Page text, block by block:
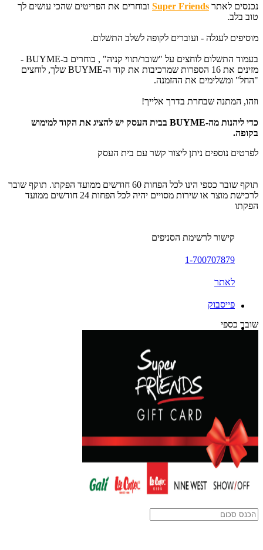
נכנסים לאתר Super Friends ובוחרים את הפריטים שהכי עושים לך
טוב בלב.
מוסיפים לעגלה - ועוברים לקופה לשלב התשלום.
בעמוד התשלום לוחצים על "שובר/תווי קניה" , בוחרים ב-BUYME -
מזינים את 16 הספרות שמרכיבות את קוד ה-BUYME שלך, לוחצים
"החל" ומשלימים את ההזמנה.
וזהו, המתנה שבחרת בדרך אלייך!
כדי ליהנות מה-BUYME בבית העסק יש להציג את הקוד למימוש
בקופה.
לפרטים נוספים ניתן ליצור קשר עם בית העסק
תוקף שובר כספי הינו לכל הפחות 60 חודשים ממועד הפקתו. תוקף שובר
לרכישת מוצר או שירות מסויים יהיה לכל הפחות 24 חודשים ממועד
הפקתו
קישור לרשימת הסניפים
1-700707879
לאתר
פייסבוק
שובר כספי